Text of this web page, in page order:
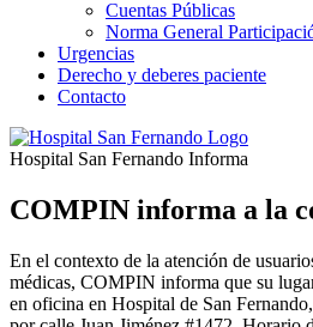
Cuentas Públicas
Norma General
Urgencias
Derecho y deberes paciente
Contacto
Hospital San Fernando Informa
COMPIN informa a la
En el contexto de la atención de
médicas, COMPIN informa que su
en oficina en Hospital de San